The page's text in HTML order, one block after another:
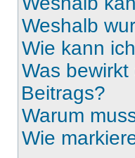
Weshalb
Wie kann
Was bewirkt
Beitrags?
Warum
Wie